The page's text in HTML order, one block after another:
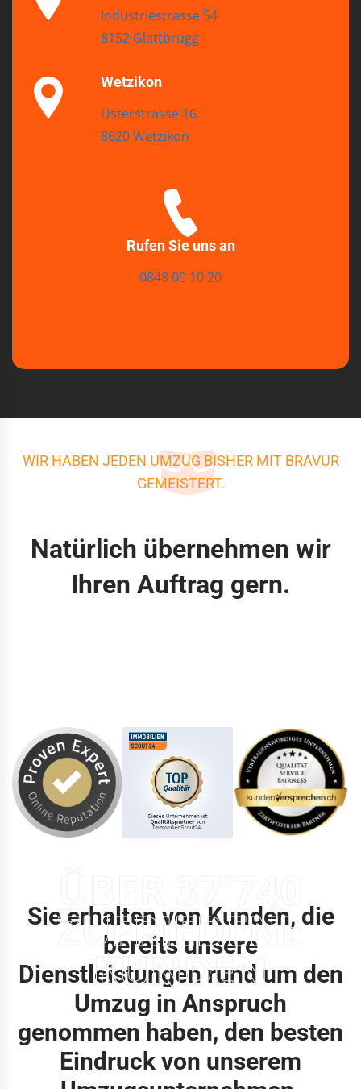
Industriestrasse 54
8152 Glattbrugg
Wetzikon
Usterstrasse 16
8620 Wetzikon
Rufen Sie uns an
0848 00 10 20
WIR HABEN JEDEN UMZUG BISHER MIT BRAVUR
GEMEISTERT.
Natürlich übernehmen wir
Ihren Auftrag gern.
ZUFRIEDENE
KUNDEN
Sie erhalten von Kunden, die
bereits unsere
Dienstleistungen rund um den
Umzug in Anspruch
genommen haben, den besten
Eindruck von unserem